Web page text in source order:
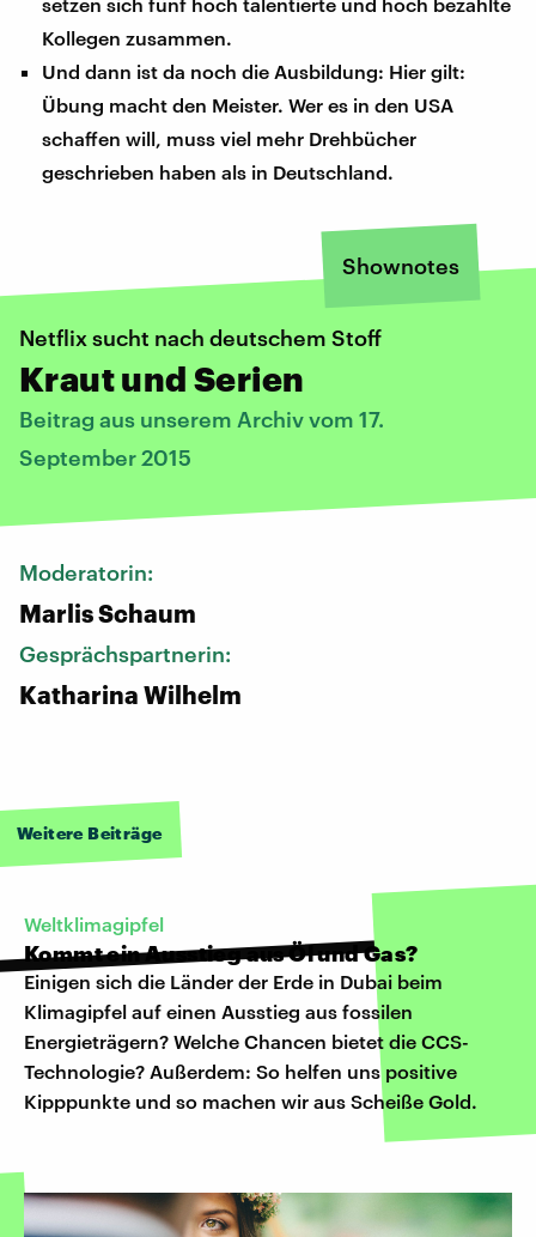
Kollegen zusammen.
Und dann ist da noch die Ausbildung: Hier gilt:
Übung macht den Meister. Wer es in den USA
schaffen will, muss viel mehr Drehbücher
geschrieben haben als in Deutschland.
Shownotes
Netflix sucht nach deutschem Stoff
Kraut und Serien
Beitrag aus unserem Archiv vom 17.
September 2015
Moderatorin:
Marlis Schaum
Gesprächspartnerin:
Katharina Wilhelm
Weitere Beiträge
Weltklimagipfel
Kommt ein Ausstieg aus Öl und Gas?
Einigen sich die Länder der Erde in Dubai beim
Klimagipfel auf einen Ausstieg aus fossilen
Energieträgern? Welche Chancen bietet die CCS-
Technologie? Außerdem: So helfen uns positive
Kipppunkte und so machen wir aus Scheiße Gold.